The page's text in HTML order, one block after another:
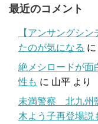
最近のコメント
【アンサングシ
たのが気になる に
絶メシロードが面
性も に 山平 より
未満警察 北九州
木よう子再登場説